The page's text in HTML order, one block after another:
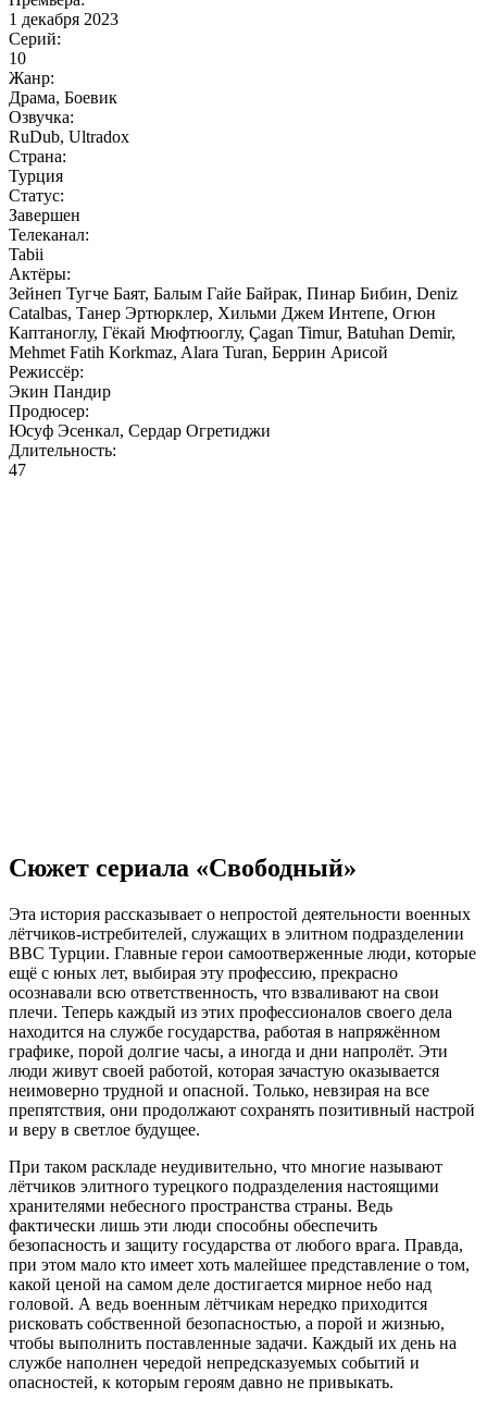
1 декабря 2023
Серий:
10
Жанр:
Драма, Боевик
Озвучка:
RuDub, Ultradox
Страна:
Турция
Статус:
Завершен
Телеканал:
Tabii
Актёры:
Зейнеп Тугче Баят, Балым Гайе Байрак, Пинар Бибин, Deniz
Catalbas, Танер Эртюрклер, Хильми Джем Интепе, Огюн
Каптаноглу, Гёкай Мюфтюоглу, Çagan Timur, Batuhan Demir,
Mehmet Fatih Korkmaz, Alara Turan, Беррин Арисой
Режиссёр:
Экин Пандир
Продюсер:
Юсуф Эсенкал, Сердар Огретиджи
Длительность:
47
Сюжет сериала «Cвободный»
Эта история рассказывает о непростой деятельности военных
лётчиков-истребителей, служащих в элитном подразделении
ВВС Турции. Главные герои самоотверженные люди, которые
ещё с юных лет, выбирая эту профессию, прекрасно
осознавали всю ответственность, что взваливают на свои
плечи. Теперь каждый из этих профессионалов своего дела
находится на службе государства, работая в напряжённом
графике, порой долгие часы, а иногда и дни напролёт. Эти
люди живут своей работой, которая зачастую оказывается
неимоверно трудной и опасной. Только, невзирая на все
препятствия, они продолжают сохранять позитивный настрой
и веру в светлое будущее.
При таком раскладе неудивительно, что многие называют
лётчиков элитного турецкого подразделения настоящими
хранителями небесного пространства страны. Ведь
фактически лишь эти люди способны обеспечить
безопасность и защиту государства от любого врага. Правда,
при этом мало кто имеет хоть малейшее представление о том,
какой ценой на самом деле достигается мирное небо над
головой. А ведь военным лётчикам нередко приходится
рисковать собственной безопасностью, а порой и жизнью,
чтобы выполнить поставленные задачи. Каждый их день на
службе наполнен чередой непредсказуемых событий и
опасностей, к которым героям давно не привыкать.